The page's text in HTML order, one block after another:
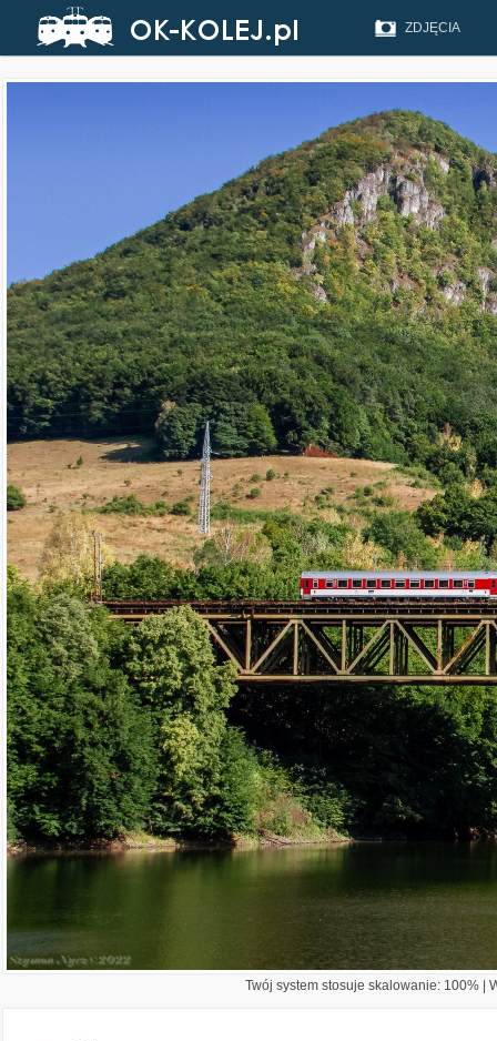
ZDJĘCIA
Twój system stosuje skalowanie: 100% |